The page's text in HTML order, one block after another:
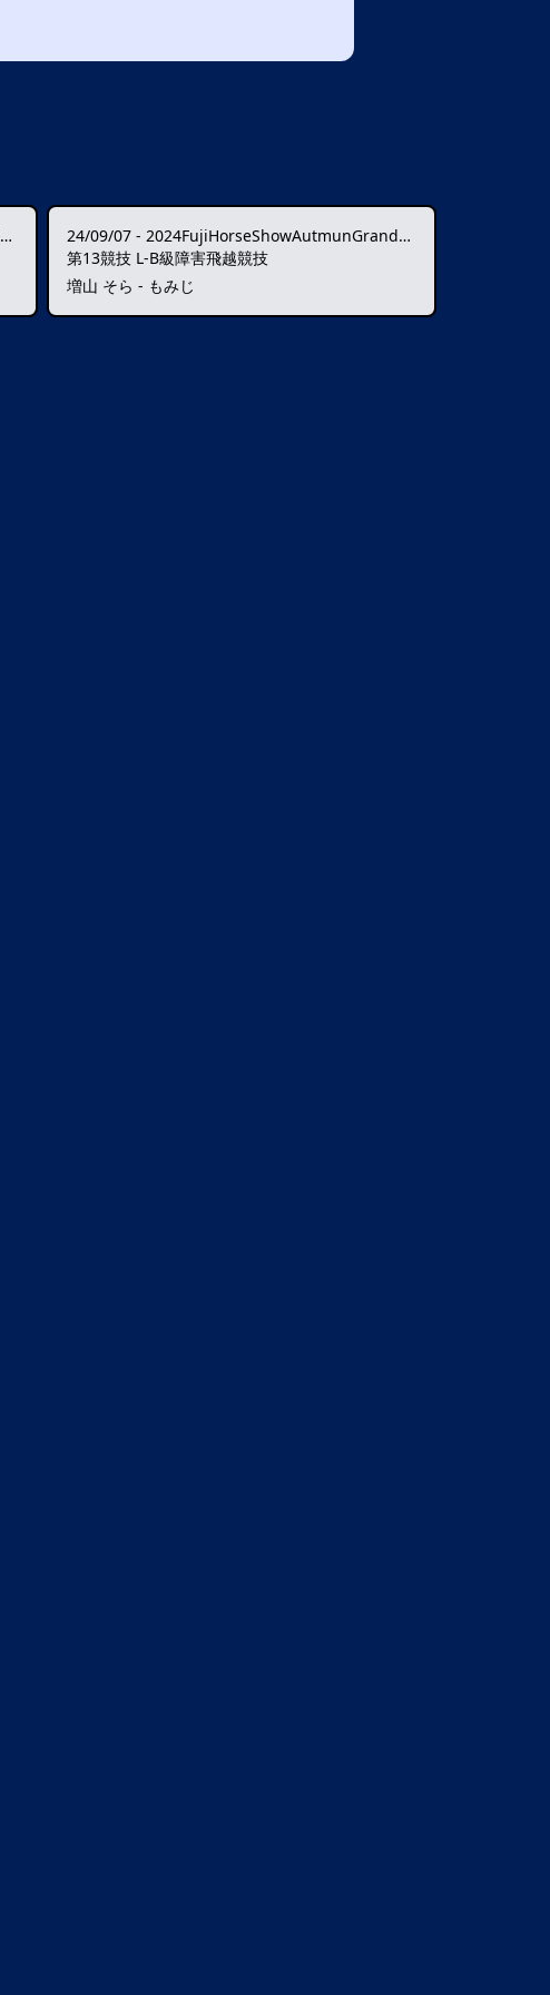
24/09/07 - 2024FujiHorseShowAutmunGrandPrixCSI1*-W★★★★
第13競技 L-B級障害飛越競技
増山 そら - もみじ